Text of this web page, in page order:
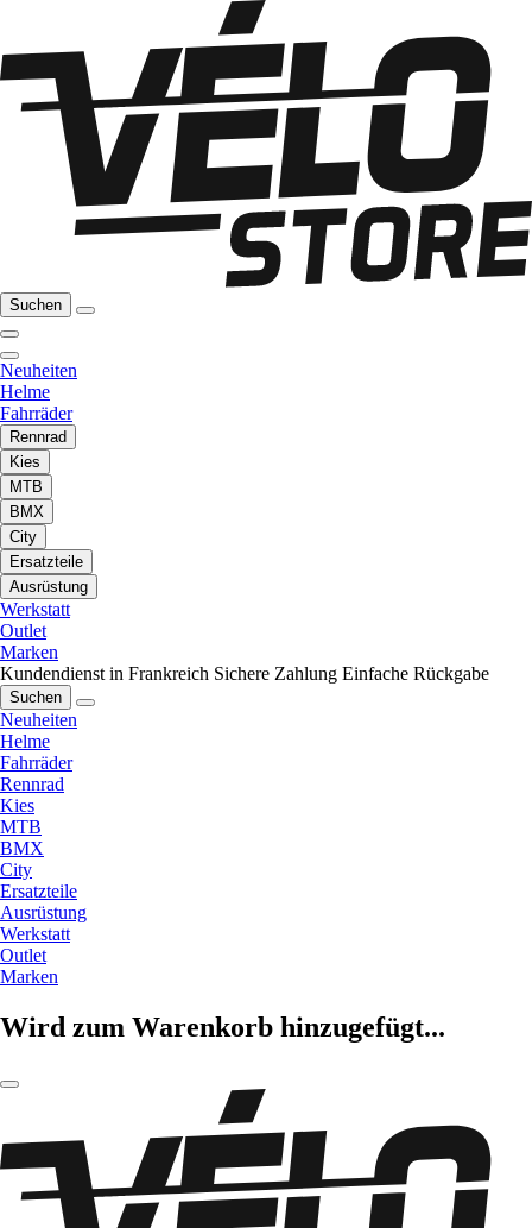
Suchen
Neuheiten
Helme
Fahrräder
Rennrad
Kies
MTB
BMX
City
Ersatzteile
Ausrüstung
Werkstatt
Outlet
Marken
Kundendienst in Frankreich Sichere Zahlung Einfache Rückgabe
Suchen
Neuheiten
Helme
Fahrräder
Rennrad
Kies
MTB
BMX
City
Ersatzteile
Ausrüstung
Werkstatt
Outlet
Marken
Wird zum Warenkorb hinzugefügt...